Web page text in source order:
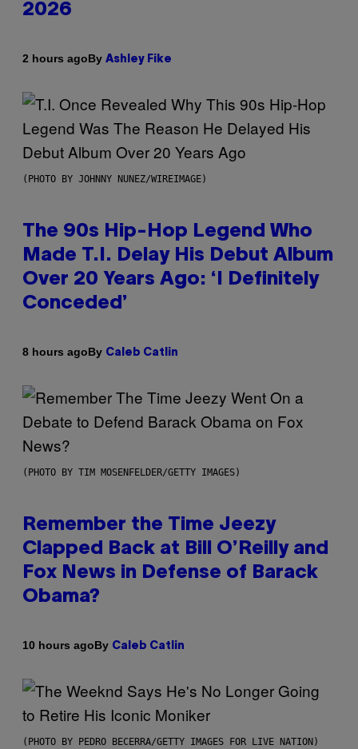
2026
2 hours agoBy Ashley Fike
(PHOTO BY JOHNNY NUNEZ/WIREIMAGE)
The 90s Hip-Hop Legend Who
Made T.I. Delay His Debut Album
Over 20 Years Ago: ‘I Definitely
Conceded’
8 hours agoBy Caleb Catlin
(PHOTO BY TIM MOSENFELDER/GETTY IMAGES)
Remember the Time Jeezy
Clapped Back at Bill O’Reilly and
Fox News in Defense of Barack
Obama?
10 hours agoBy Caleb Catlin
(PHOTO BY PEDRO BECERRA/GETTY IMAGES FOR LIVE NATION)